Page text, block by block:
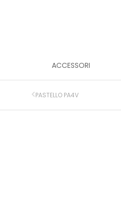
ACCESSORI
PASTELLO PA4V